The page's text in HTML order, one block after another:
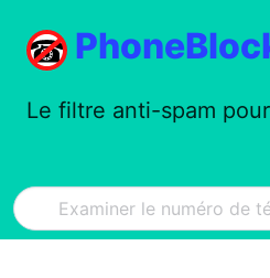
Le filtre anti-spam